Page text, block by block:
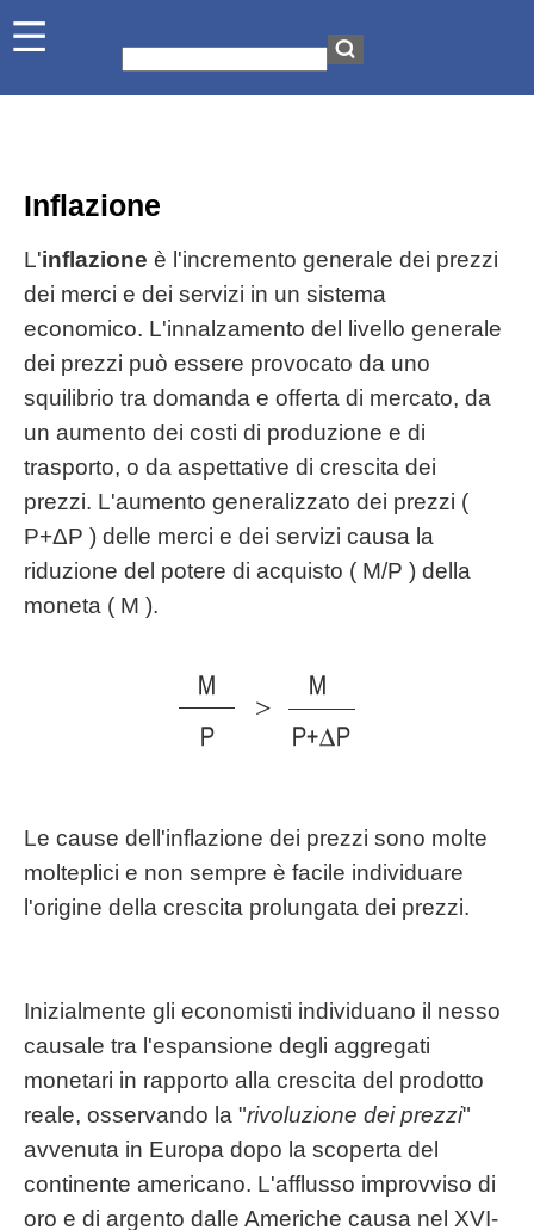
Inflazione
L'inflazione è l'incremento generale dei prezzi
dei merci e dei servizi in un sistema
economico. L'innalzamento del livello generale
dei prezzi può essere provocato da uno
squilibrio tra domanda e offerta di mercato, da
un aumento dei costi di produzione e di
trasporto, o da aspettative di crescita dei
prezzi. L'aumento generalizzato dei prezzi (
P+ΔP ) delle merci e dei servizi causa la
riduzione del potere di acquisto ( M/P ) della
moneta ( M ).
Le cause dell'inflazione dei prezzi sono molte
molteplici e non sempre è facile individuare
l'origine della crescita prolungata dei prezzi.
Inizialmente gli economisti individuano il nesso
causale tra l'espansione degli aggregati
monetari in rapporto alla crescita del prodotto
reale, osservando la "rivoluzione dei prezzi"
avvenuta in Europa dopo la scoperta del
continente americano. L'afflusso improvviso di
oro e di argento dalle Americhe causa nel XVI-